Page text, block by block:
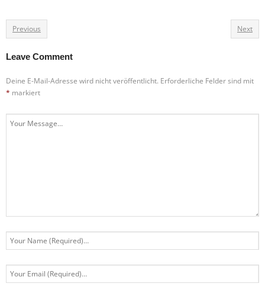
Previous Next
Leave Comment
Deine E-Mail-Adresse wird nicht veröffentlicht. Erforderliche Felder sind mit
* markiert